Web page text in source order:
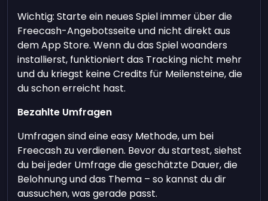
Wichtig: Starte ein neues Spiel immer über die
Freecash-Angebotsseite und nicht direkt aus
dem App Store. Wenn du das Spiel woanders
installierst, funktioniert das Tracking nicht mehr
und du kriegst keine Credits für Meilensteine, die
du schon erreicht hast.
Bezahlte Umfragen
Umfragen sind eine easy Methode, um bei
Freecash zu verdienen. Bevor du startest, siehst
du bei jeder Umfrage die geschätzte Dauer, die
Belohnung und das Thema – so kannst du dir
aussuchen, was gerade passt.